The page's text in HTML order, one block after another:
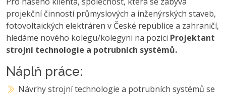
projekční činností průmyslových a inženýrských staveb,
fotovoltaických elektráren v České republice a zahraničí,
hledáme nového kolegu/kolegyni na pozici Projektant
strojní technologie a potrubních systémů.
Náplň práce:
Návrhy strojní technologie a potrubních systémů se